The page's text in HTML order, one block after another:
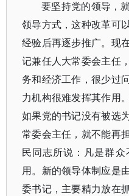
要坚持党的领导，
领导方式，这种改革可
经验后再逐步推广。现
记兼任人大常委会主任
务和经济工作，很少过
力机构很难发挥其作用
如果党的书记没有被选
常委会主任，就不能再
民同志所说：凡是群
用。新的领导体制应是
委书记，主要精力放在